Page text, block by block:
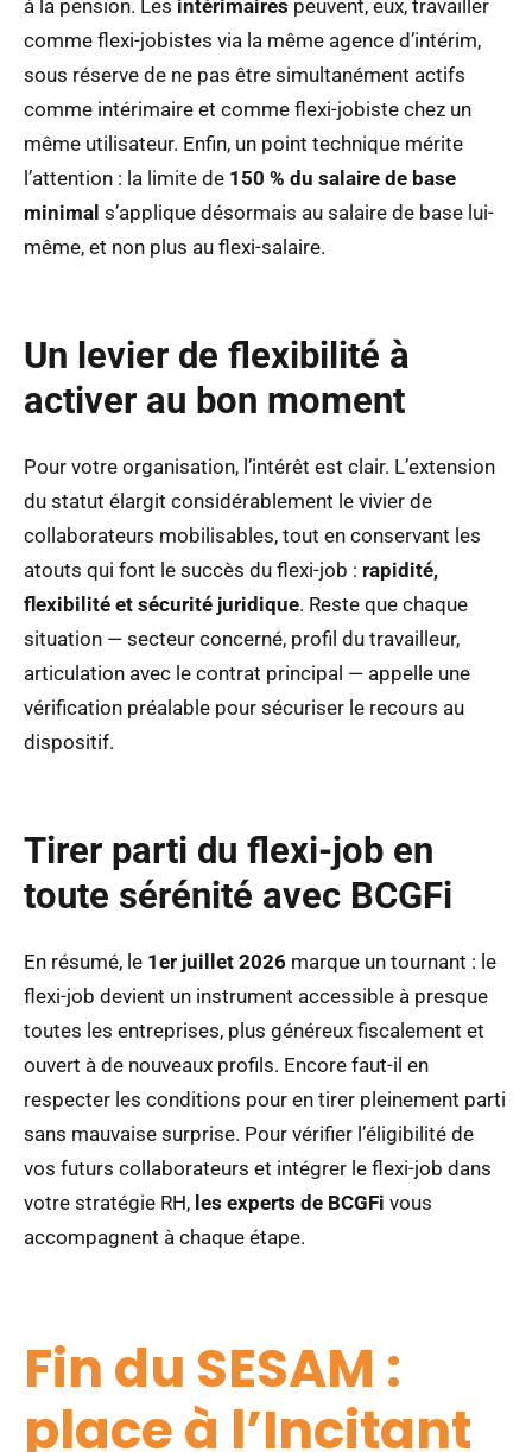
à la pension. Les intérimaires peuvent, eux, travailler
comme flexi-jobistes via la même agence d’intérim,
sous réserve de ne pas être simultanément actifs
comme intérimaire et comme flexi-jobiste chez un
même utilisateur. Enfin, un point technique mérite
l’attention : la limite de 150 % du salaire de base
minimal s’applique désormais au salaire de base lui-
même, et non plus au flexi-salaire.
Un levier de flexibilité à
activer au bon moment
Pour votre organisation, l’intérêt est clair. L’extension
du statut élargit considérablement le vivier de
collaborateurs mobilisables, tout en conservant les
atouts qui font le succès du flexi-job : rapidité,
flexibilité et sécurité juridique. Reste que chaque
situation — secteur concerné, profil du travailleur,
articulation avec le contrat principal — appelle une
vérification préalable pour sécuriser le recours au
dispositif.
Tirer parti du flexi-job en
toute sérénité avec BCGFi
En résumé, le 1er juillet 2026 marque un tournant : le
flexi-job devient un instrument accessible à presque
toutes les entreprises, plus généreux fiscalement et
ouvert à de nouveaux profils. Encore faut-il en
respecter les conditions pour en tirer pleinement parti
sans mauvaise surprise. Pour vérifier l’éligibilité de
vos futurs collaborateurs et intégrer le flexi-job dans
votre stratégie RH, les experts de BCGFi vous
accompagnent à chaque étape.
Fin du SESAM :
place à l’Incitant